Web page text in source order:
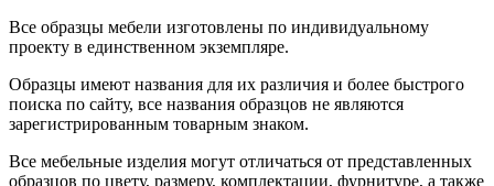
Все образцы мебели изготовлены по индивидуальному
проекту в единственном экземпляре.
Образцы имеют названия для их различия и более быстрого
поиска по сайту, все названия образцов не являются
зарегистрированным товарным знаком.
Все мебельные изделия могут отличаться от представленных
образцов по цвету, размеру, комплектации, фурнитуре, а также